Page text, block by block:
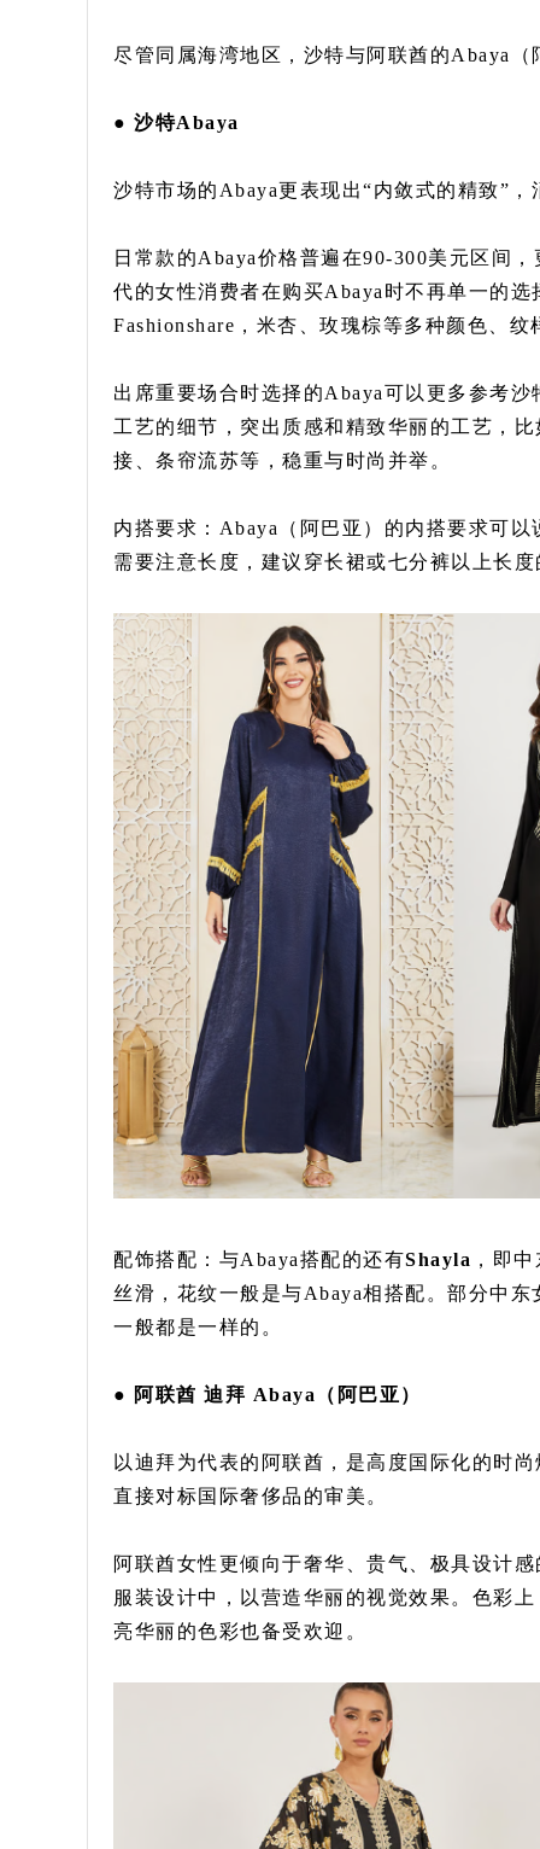
尽管同属海湾地区，沙特与阿联酋的Abaya
● 沙特Abaya
沙特市场的Abaya更表现出“内敛式的精致”
日常款的Abaya价格普遍在90-300美元区间
代的女性消费者在购买Abaya时不再单一的
Fashionshare，米杏、玫瑰棕等多种颜色、
出席重要场合时选择的Abaya可以更多参考
工艺的细节，突出质感和精致华丽的工艺，
接、条帘流苏等，稳重与时尚并举。
内搭要求：Abaya（阿巴亚）的内搭要求可
需要注意长度，建议穿长裙或七分裤以上长
配饰搭配：与Abaya搭配的还有Shayla ，即
丝滑，花纹一般是与Abaya相搭配。部分中
一般都是一样的。
● 阿联酋 迪拜 Abaya（阿巴亚）
以迪拜为代表的阿联酋，是高度国际化的时
直接对标国际奢侈品的审美。
阿联酋女性更倾向于奢华、贵气、极具设计
服装设计中，以营造华丽的视觉效果。色彩
亮华丽的色彩也备受欢迎。